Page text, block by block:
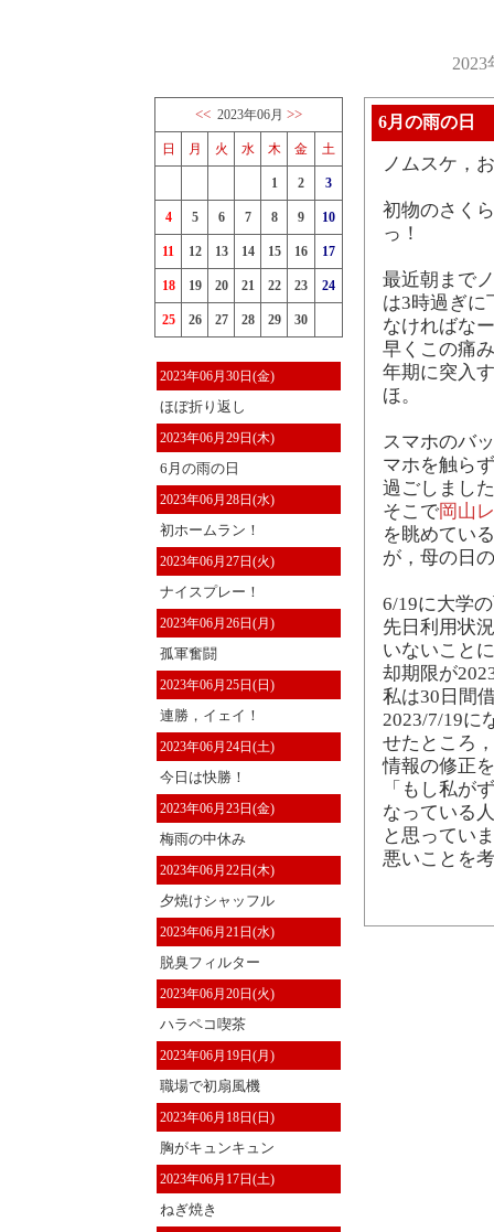
<< 2023年06月 >>
日 月 火 水 木 金 土
1 2 3
4 5 6 7 8 9 10
11 12 13 14 15 16 17
18 19 20 21 22 23 24
25 26 27 28 29 30
2023年06月30日(金)
ほぼ折り返し
2023年06月29日(木)
6月の雨の日
2023年06月28日(水)
初ホームラン！
2023年06月27日(火)
ナイスプレー！
2023年06月26日(月)
孤軍奮闘
2023年06月25日(日)
連勝，イェイ！
2023年06月24日(土)
今日は快勝！
2023年06月23日(金)
梅雨の中休み
2023年06月22日(木)
夕焼けシャッフル
2023年06月21日(水)
脱臭フィルター
2023年06月20日(火)
ハラペコ喫茶
2023年06月19日(月)
職場で初扇風機
2023年06月18日(日)
胸がキュンキュン
2023年06月17日(土)
ねぎ焼き
6月の雨の日
ノムスケ，
初物のさく
っ！
最近朝まで
は3時過ぎに
なければな
早くこの痛
年期に突入
ほ。
スマホのバ
マホを触ら
過ごしまし
そこで岡山
を眺めてい
が，母の日
6/19に大学
先日利用状
いないこと
却期限が
私は30日間
2023/7/19に
せたところ
情報の修正
「もし私が
なっている
と思ってい
悪いことを